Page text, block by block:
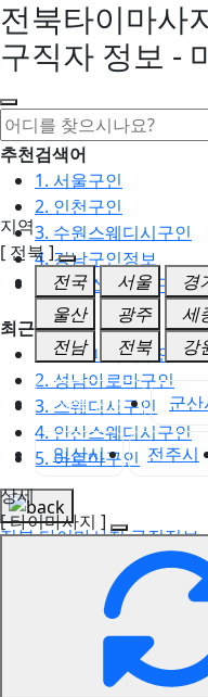
전북타이마사
구직자 정보 -
추천검색어
1. 서울구인
2. 인천구인
3. 수원스웨디시구인
4. 강남구인정보
5. 동탄스웨디시구인
최근검색어
1. 일산마사지구인
2. 성남아로마구인
3. 스웨디시구인
4. 안산스웨디시구인
5. 아로마구인
전북 타이마사지 구직정보
지역
[ 전북 ]
전국
서울 경
울산
광주 세
전남
전북 강
전북 전체 군산
익산시 전주시
상세
[ 타이마사지 ]